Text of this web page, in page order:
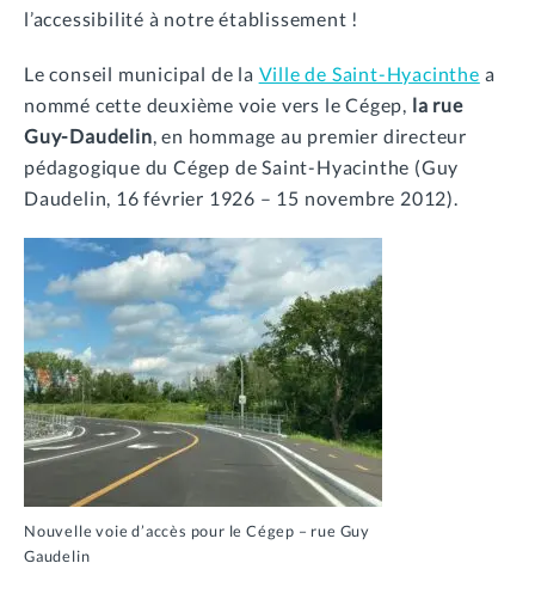
l’accessibilité à notre établissement !
Le conseil municipal de la Ville de Saint-Hyacinthe a
nommé cette deuxième voie vers le Cégep, la rue
Guy-Daudelin, en hommage au premier directeur
pédagogique du Cégep de Saint-Hyacinthe (Guy
Daudelin, 16 février 1926 – 15 novembre 2012).
Nouvelle voie d’accès pour le Cégep – rue Guy
Gaudelin